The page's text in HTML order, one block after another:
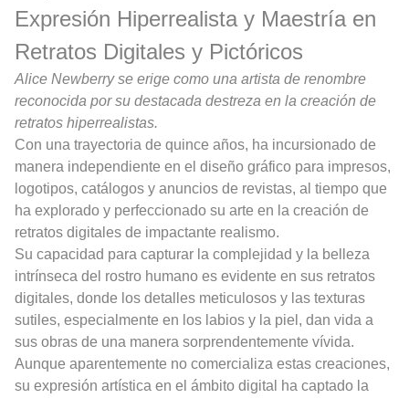
Expresión Hiperrealista y Maestría en
Retratos Digitales y Pictóricos
Alice Newberry se erige como una artista de renombre
reconocida por su destacada destreza en la creación de
retratos hiperrealistas.
Con una trayectoria de quince años, ha incursionado de
manera independiente en el diseño gráfico para impresos,
logotipos, catálogos y anuncios de revistas, al tiempo que
ha explorado y perfeccionado su arte en la creación de
retratos digitales de impactante realismo.
Su capacidad para capturar la complejidad y la belleza
intrínseca del rostro humano es evidente en sus retratos
digitales, donde los detalles meticulosos y las texturas
sutiles, especialmente en los labios y la piel, dan vida a
sus obras de una manera sorprendentemente vívida.
Aunque aparentemente no comercializa estas creaciones,
su expresión artística en el ámbito digital ha captado la